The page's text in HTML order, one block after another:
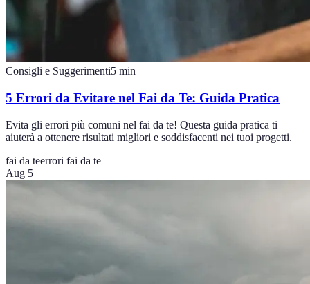
Consigli e Suggerimenti5 min
5 Errori da Evitare nel Fai da Te: Guida Pratica
Evita gli errori più comuni nel fai da te! Questa guida pratica ti
aiuterà a ottenere risultati migliori e soddisfacenti nei tuoi progetti.
fai da teerrori fai da te
Aug 5